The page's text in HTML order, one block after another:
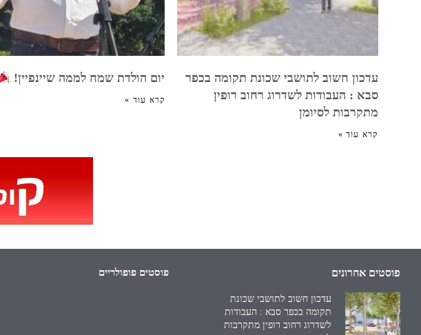
עדכון חשוב לתושבי שכונת תקומה בכפר
סבא : העבודות לשדרוג רחוב רופין
מתקרבות לסיומן
קרא עוד »
יום הולדת שמח לממה שיינפיין!
קרא עוד »
פוסטים אחרונים
עדכון חשוב לתושבי שכונת
תקומה בכפר סבא : העבודות
לשדרוג רחוב רופין מתקרבות
פוסטים פופולריים